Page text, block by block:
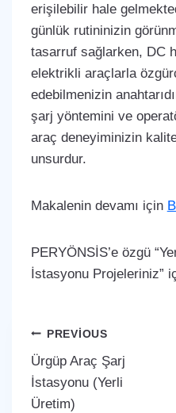
erişilebilir hale
günlük rutininizin
tasarruf sağlarken, DC
elektrikli araçlarla
edebilmenizin
şarj yöntemini ve
araç deneyiminizin
unsurdur.
Makalenin devamı için
PERYÖNSİS’e özgü
İstasyonu Projeleriniz”
Yazı
gezinmesi
PREVIOUS
Ürgüp Araç Şarj
İstasyonu (Yerli
Üretim)